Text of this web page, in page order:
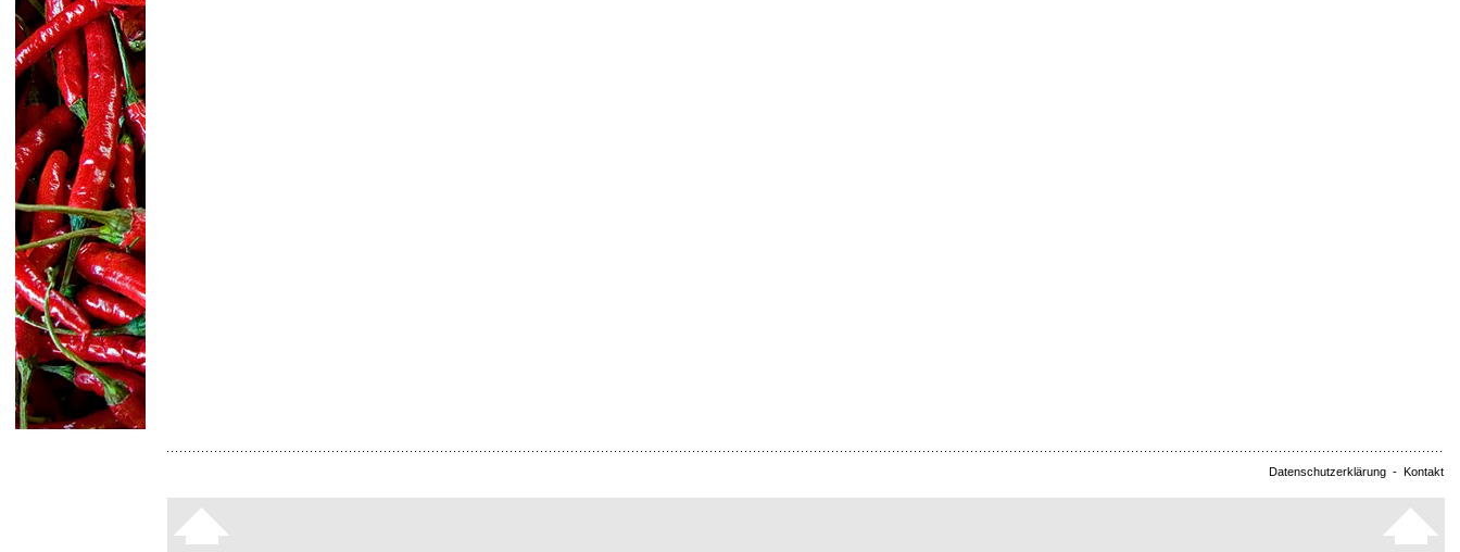
Datenschutzerklärung - Kontakt